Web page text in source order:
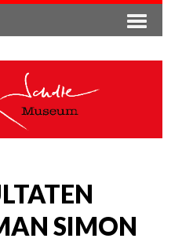
SIMON